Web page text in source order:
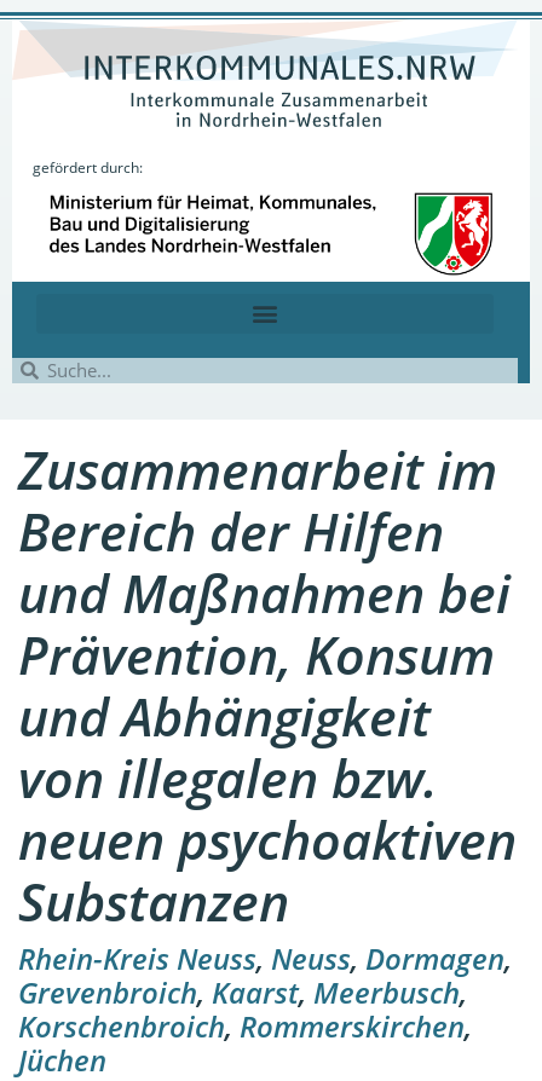
gefördert durch:
Zusammenarbeit im
Bereich der Hilfen
und Maßnahmen bei
Prävention, Konsum
und Abhängigkeit
von illegalen bzw.
neuen psychoaktiven
Substanzen
Rhein-Kreis Neuss, Neuss, Dormagen,
Grevenbroich, Kaarst, Meerbusch,
Korschenbroich, Rommerskirchen,
Jüchen